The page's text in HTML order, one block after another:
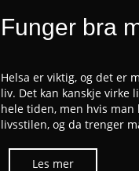
Funger bra
Helsa er viktig, og det er
liv. Det kan kanskje virke
hele tiden, men hvis
livsstilen, og da trenger